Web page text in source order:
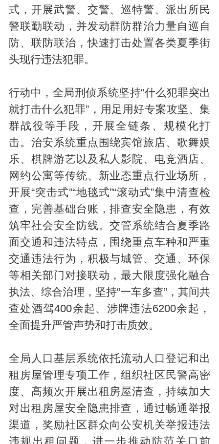
式，开展武警、交警、巡特警、派出所民
警联勤联动，并发动群防群治力量自巡自
防、联防联治，快速打击处置各类夏季街
头现行违法犯罪。
行动中，全局刑侦系统坚持“什么犯罪突出
就打击什么犯罪”，用足用好专案攻坚、集
群战役等手段，开展全链条、规模化打
击。治安系统重点围绕宾馆旅店、歌舞娱
乐、棋牌游艺以及私人影院、电竞酒店、
网约公寓等传统、新业态重点行业场所，
开展“突击式”“地毯式”“滚动式”集中清查检
查，完善基础台账，排查安全隐患，有效
筑牢社会安全防线。交管系统结合夏季路
面交通和违法特点，围绕重点车种和严重
交通违法行为，积极与城管、交通、环保
等相关部门对接联动，最大限度强化融合
执法、综合治理，坚持“一车多查”，其间共
查处酒驾400余起、涉牌违法6200余起，
全面提升严管声势和打击质效。
全局人口基层系统依托流动人口登记和出
租房屋管理专项工作，组织社区民警高密
度、高频次开展出租房屋清查，持续加大
对出租房屋安全隐患排查，通过畅通举报
渠道，奖励社区群众向公安机关举报违法
违规出租问题，进一步推动防范关口前